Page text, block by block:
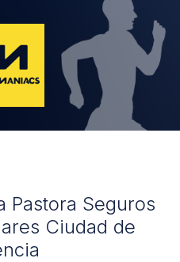
Pastora Seguros
Ciudad de